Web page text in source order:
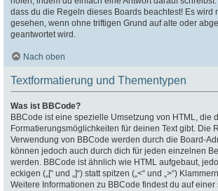
dass du die Regeln dieses Boards beachtest! Es wird
gesehen, wenn ohne triftigen Grund auf alte oder
geantwortet wird.
Nach oben
Textformatierung und Thementypen
Was ist BBCode?
BBCode ist eine spezielle Umsetzung von HTML, die
Formatierungsmöglichkeiten für deinen Text gibt. Die
Verwendung von BBCode werden durch die Board-
können jedoch auch durch dich für jeden einzelnen
werden. BBCode ist ähnlich wie HTML aufgebaut,
eckigen („[“ und „]“) statt spitzen („<“ und „>“)
Weitere Informationen zu BBCode findest du auf